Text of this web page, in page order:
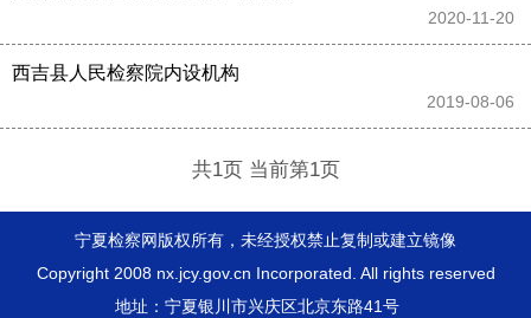
2020-11-20
西吉县人民检察院内设机构
2019-08-06
共1页 当前第1页
宁夏检察网版权所有，未经授权禁止复制或建立镜像
Copyright 2008 nx.jcy.gov.cn Incorporated. All rights reserved
地址：宁夏银川市兴庆区北京东路41号